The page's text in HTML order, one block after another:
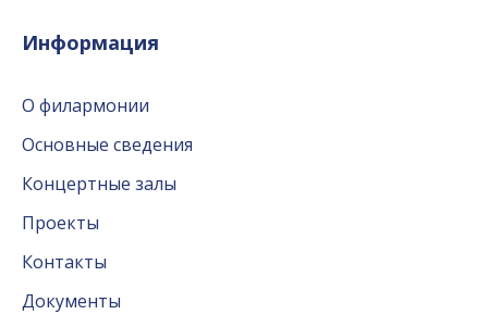
Информация
О филармонии
Основные сведения
Концертные залы
Проекты
Контакты
Документы